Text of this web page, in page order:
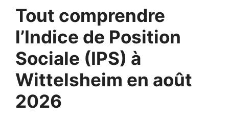
Tout comprendre
l’Indice de Position
Sociale (IPS) à
Wittelsheim en août
2026